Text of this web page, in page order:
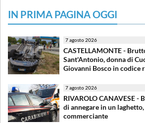
IN PRIMA PAGINA OGGI
7 agosto 2026
CASTELLAMONTE -
Sant'Antonio, donna di
Giovanni Bosco in codice
7 agosto 2026
RIVAROLO CANAVESE -
di annegare in un
commerciante